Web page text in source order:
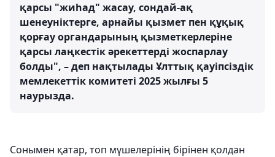
қарсы "жиһад" жасау, сондай-ақ
шенеуніктерге, арнайы қызмет пен құқық
қорғау органдарының қызметкерлеріне
қарсы лаңкестік әрекеттерді жоспарлау
болды", – деп нақтылады Ұлттық қауіпсіздік
мемлекеттік комитеті 2025 жылғы 5
наурызда.
Сонымен қатар, топ мүшелерінің бірінен қолдан